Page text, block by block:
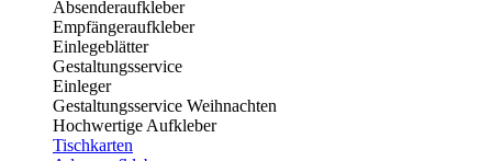
Absenderaufkleber
Empfängeraufkleber
Einlegeblätter
Gestaltungsservice
Einleger
Gestaltungsservice Weihnachten
Hochwertige Aufkleber
Tischkarten